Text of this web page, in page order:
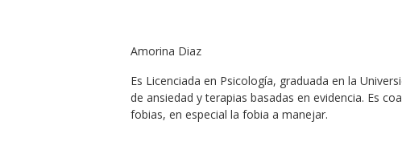
Amorina Diaz
Es Licenciada en Psicología, graduada en la
de ansiedad y terapias basadas en evidencia. Es c
fobias, en especial la fobia a manejar.